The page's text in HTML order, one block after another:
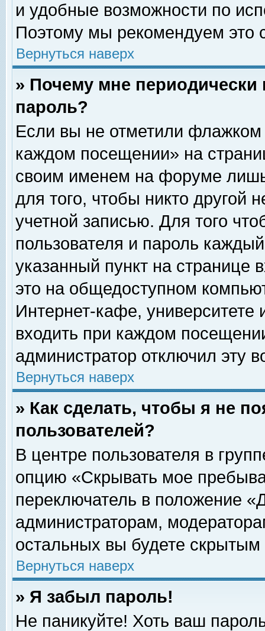
и удобные возможности по
Поэтому мы рекомендуем это
Вернуться наверх
» Почему мне
пароль?
Если вы не отметили флажком
каждом посещении» на
своим именем на форуме
для того, чтобы никто другой
учетной записью. Для того
пользователя и пароль
указанный пункт на
это на общедоступном
Интернет-кафе, университете
входить при каждом
администратор отключил эту
Вернуться наверх
» Как сделать, чтобы я не
пользователей?
В центре пользователя в
опцию «Скрывать мое
переключатель в положение
администраторам,
остальных вы будете скрытым
Вернуться наверх
» Я забыл пароль!
Не паникуйте! Хоть ваш